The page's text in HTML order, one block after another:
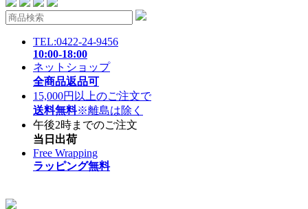
TEL:0422-24-9456
10:00-18:00
ネットショップ
全商品返品可
15,000円以上のご注文で
送料無料※離島は除く
午後2時までのご注文
当日出荷
Free Wrapping
ラッピング無料